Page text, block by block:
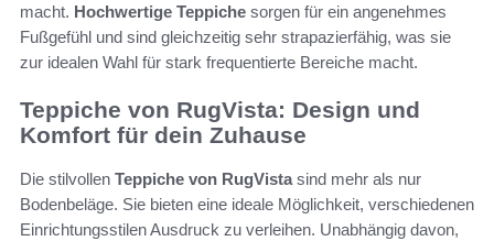
macht. Hochwertige Teppiche sorgen für ein angenehmes
Fußgefühl und sind gleichzeitig sehr strapazierfähig, was sie
zur idealen Wahl für stark frequentierte Bereiche macht.
Teppiche von RugVista: Design und
Komfort für dein Zuhause
Die stilvollen Teppiche von RugVistasind mehr als nur
Bodenbeläge. Sie bieten eine ideale Möglichkeit, verschiedenen
Einrichtungsstilen Ausdruck zu verleihen. Unabhängig davon,